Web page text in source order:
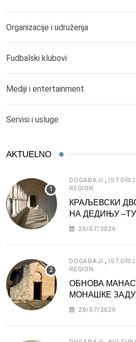
Organizacije i udruženja
Fudbalski klubovi
Mediji i entertainment
Servisi i usluge
AKTUELNO
DOGAĐAJI ,
REGION
КРАЉЕВСКИ
НА ДЕДИЊУ
АТРАКЦИЈА
26/07/2026
DOGAĐAJI ,
REGION
ОБНОВА
МОНАШКЕ
СРБИЈЕ
26/07/2026